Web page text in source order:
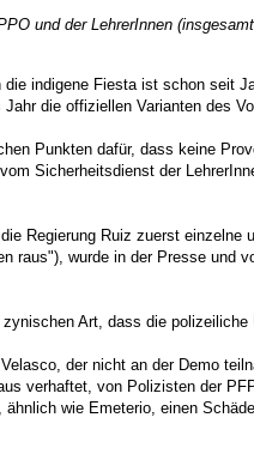
und der LehrerInnen
indigene Fiesta ist schon seit
die offiziellen Varianten des
Punkten dafür, dass keine
Sicherheitsdienst der
Regierung Ruiz zuerst
raus"), wurde in der Presse
Art, dass die polizeiliche
der nicht an der Demo
verhaftet, von Polizisten der
wie Emeterio, einen